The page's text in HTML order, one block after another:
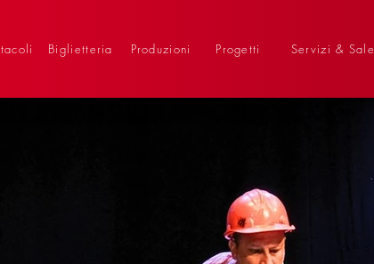
Biglietteria Produzioni Progetti Servizi & Sale